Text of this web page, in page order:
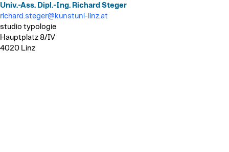
Univ.-Ass. Dipl.-Ing. Richard Steger
richard.steger@kunstuni-linz.at
studio typologie
Hauptplatz 8/IV
4020 Linz